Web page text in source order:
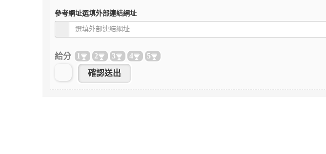
參考網址選填外部連結網址
給分 1 2 3 4 5